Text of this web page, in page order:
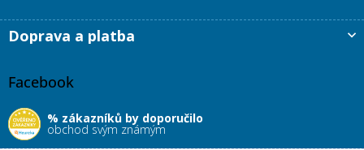
Facebook
% zákazníků by doporučilo
obchod svým známým
Doprava a platba